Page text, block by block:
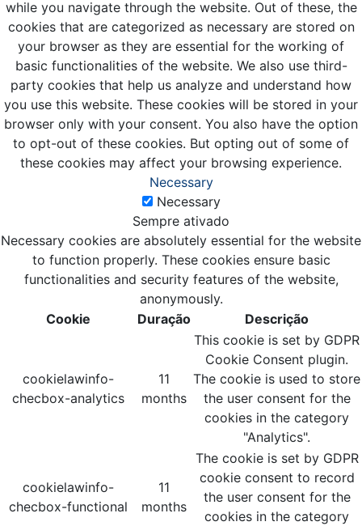
while you navigate through the website. Out of these, the
cookies that are categorized as necessary are stored on
your browser as they are essential for the working of
basic functionalities of the website. We also use third-
party cookies that help us analyze and understand how
you use this website. These cookies will be stored in your
browser only with your consent. You also have the option
to opt-out of these cookies. But opting out of some of
these cookies may affect your browsing experience.
Necessary
Necessary
Sempre ativado
Necessary cookies are absolutely essential for the website
to function properly. These cookies ensure basic
functionalities and security features of the website,
anonymously.
Cookie
Duração Descrição
cookielawinfo-
checbox-analytics
11
months
This cookie is set by GDPR
Cookie Consent plugin.
The cookie is used to store
the user consent for the
cookies in the category
"Analytics".
cookielawinfo-
checbox-functional
11
months
The cookie is set by GDPR
cookie consent to record
the user consent for the
cookies in the category